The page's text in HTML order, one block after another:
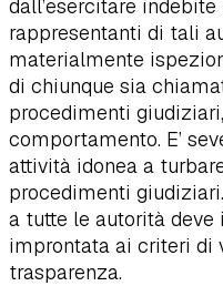
dall’esercitare
rappresentanti di tali
materialmente
di chiunque sia
procedimenti
comportamento. E’
attività idonea a
procedimenti
a tutte le autorità deve
improntata ai criteri di
trasparenza.